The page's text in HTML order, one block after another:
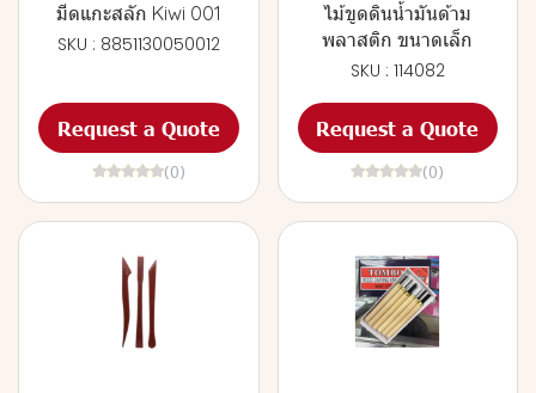
มีดแกะสลัก Kiwi 001
SKU : 8851130050012
Request a Quote
(0)
ไม้ขูดดินน้ำมันด้าม
พลาสติก ขนาดเล็ก
SKU : 114082
Request a Quote
(0)